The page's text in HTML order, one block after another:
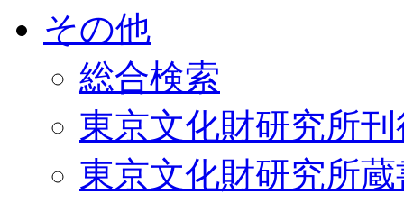
その他
総合検索
東京文化財研究所
東京文化財研究所